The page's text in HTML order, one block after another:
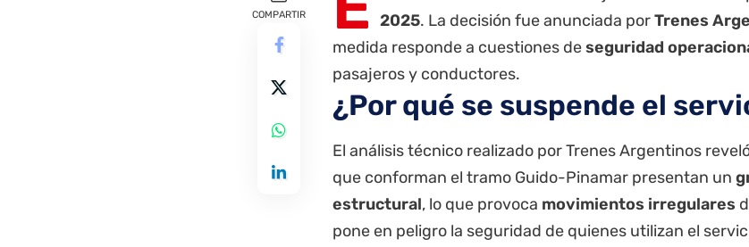
COMPARTIR
2025. La decisión fue anunciada porTrenes
medida responde a cuestiones deseguridad
pasajeros y conductores.
¿Por qué se suspende el
El análisis técnico realizado por Trenes Argentinos
que conforman el tramo Guido-Pinamar presentan un
estructural, lo que provoca movimientos irregulares
pone en peligro la seguridad de quienes utilizan el